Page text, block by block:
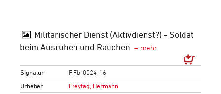
Militärischer Dienst (Aktivdienst?) - Soldat
beim Ausruhen und Rauchen
Signatur
F Fb-0024-16
Urheber
Freytag, Hermann